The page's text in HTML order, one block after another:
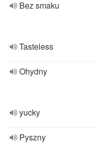
Bez smaku
Tasteless
Ohydny
yucky
Pyszny